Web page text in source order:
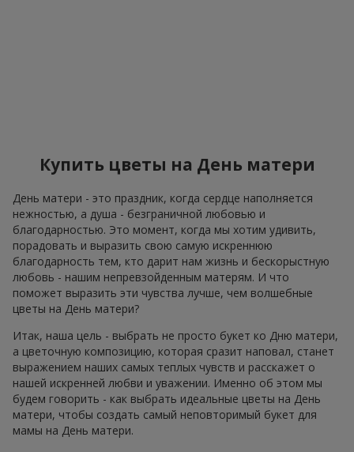
Купить цветы на День матери
День матери - это праздник, когда сердце наполняется
нежностью, а душа - безграничной любовью и
благодарностью. Это момент, когда мы хотим удивить,
порадовать и выразить свою самую искреннюю
благодарность тем, кто дарит нам жизнь и бескорыстную
любовь - нашим непревзойденным матерям. И что
поможет выразить эти чувства лучше, чем волшебные
цветы на День матери?
Итак, наша цель - выбрать не просто букет ко Дню матери,
а цветочную композицию, которая сразит наповал, станет
выражением наших самых теплых чувств и расскажет о
нашей искренней любви и уважении. Именно об этом мы
будем говорить - как выбрать идеальные цветы на День
матери, чтобы создать самый неповторимый букет для
мамы на День матери.